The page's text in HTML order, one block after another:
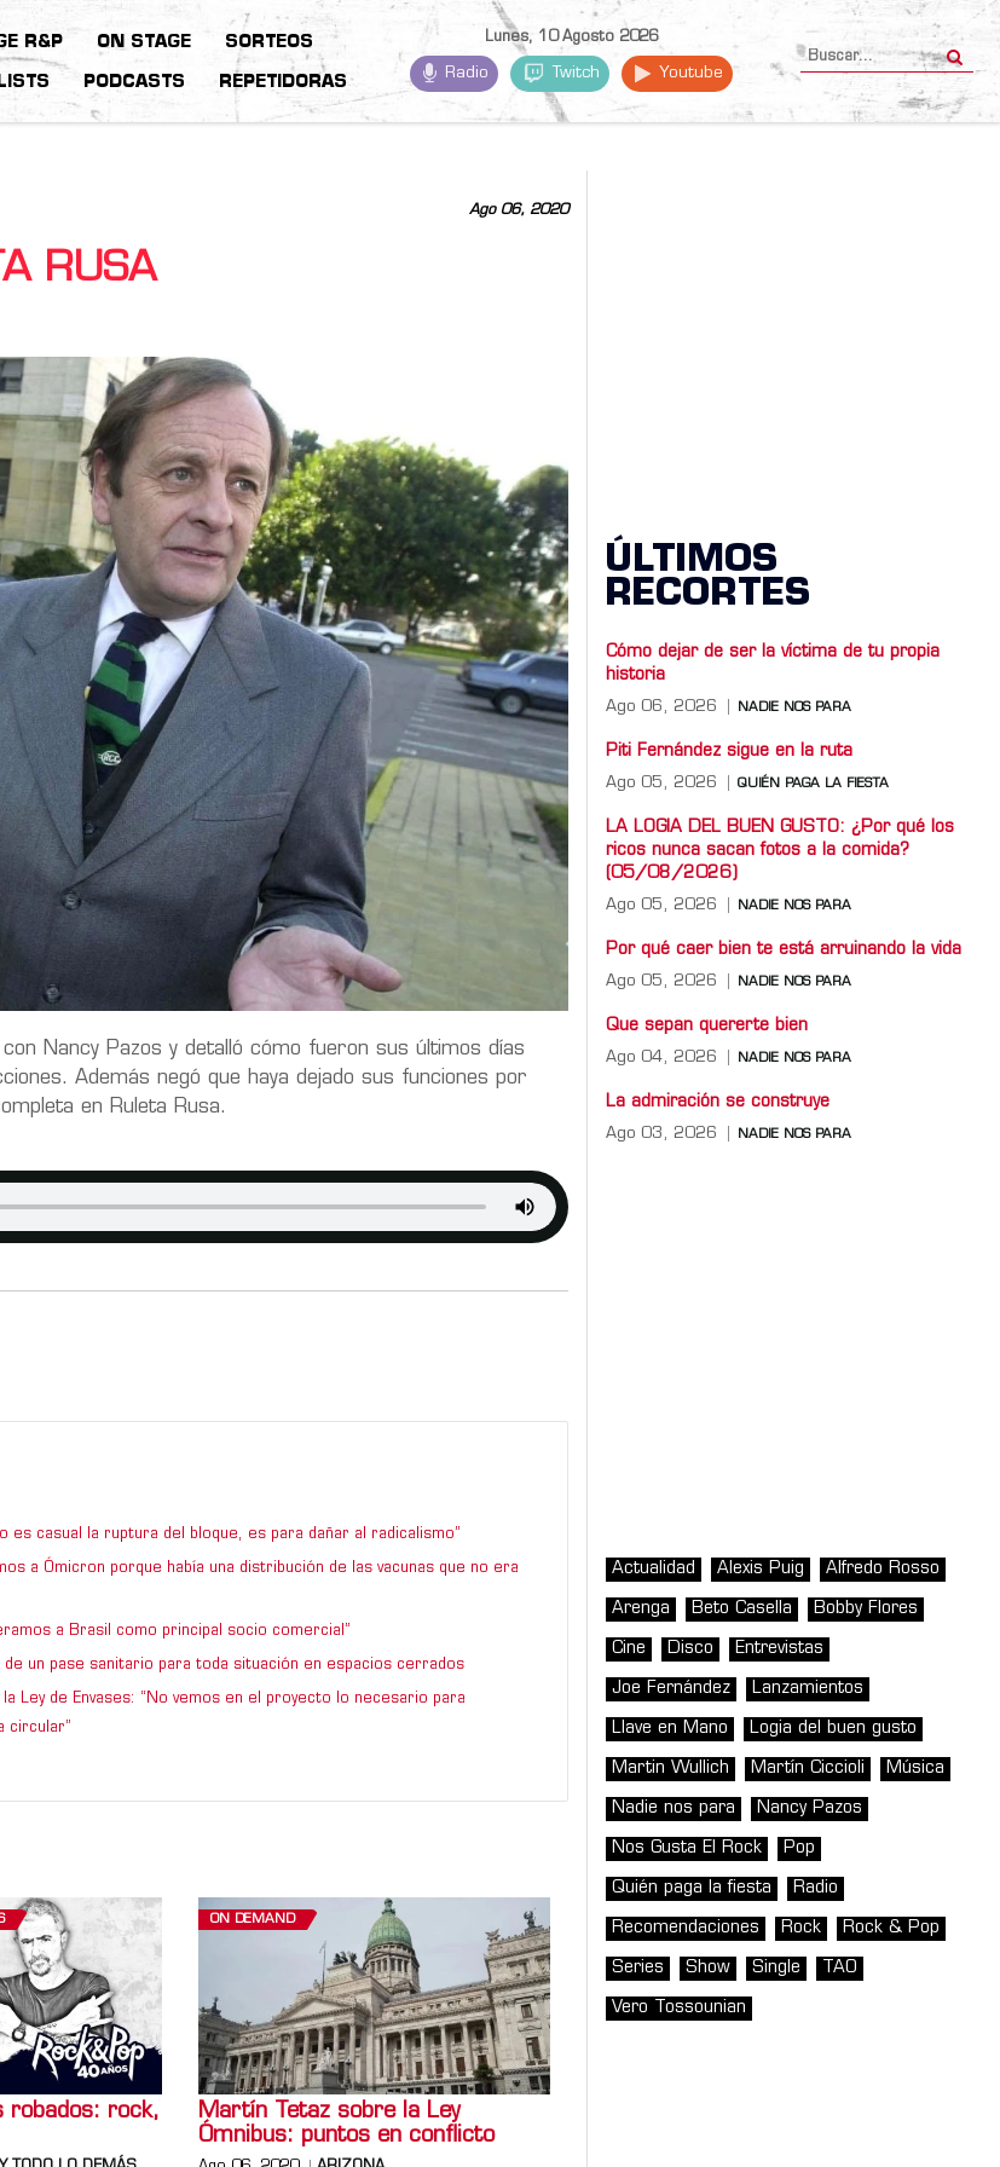
R&P ON STAGE SORTEOS
PODCASTS REPETIDORAS
Lunes, 10 Agosto 2026
Radio Twitch Youtube
Ago 06, 2020
RUSA
Nancy Pazos y detalló cómo fueron sus últimos días
Además negó que haya dejado sus funciones por
en Ruleta Rusa.
es casual la ruptura del bloque, es para dañar al radicalismo”
a Ómicron porque había una distribución de las vacunas que no era
a Brasil como principal socio comercial”
de un pase sanitario para toda situación en espacios cerrados
Ley de Envases: “No vemos en el proyecto lo necesario para
circular”
robados: rock,
ON DEMAND
Martín Tetaz sobre la Ley
Ómnibus: puntos en conflicto
ÚLTIMOS
RECORTES
Cómo dejar de ser la víctima de tu propia
historia
Ago 06, 2026 NADIE NOS PARA
Piti Fernández sigue en la ruta
Ago 05, 2026 QUIÉN PAGA LA FIESTA
LA LOGIA DEL BUEN GUSTO: ¿Por qué los
ricos nunca sacan fotos a la comida?
(05/08/2026)
Ago 05, 2026 NADIE NOS PARA
Por qué caer bien te está arruinando la vida
Ago 05, 2026 NADIE NOS PARA
Que sepan quererte bien
Ago 04, 2026 NADIE NOS PARA
La admiración se construye
Ago 03, 2026 NADIE NOS PARA
Actualidad Alexis Puig Alfredo Rosso
Arenga Beto Casella Bobby Flores
Cine Disco Entrevistas
Joe Fernández Lanzamientos
Llave en Mano Logia del buen gusto
Martin Wullich Martín Ciccioli Música
Nadie nos para Nancy Pazos
Nos Gusta El Rock Pop
Quién paga la fiesta Radio
Recomendaciones Rock Rock & Pop
Series Show Single TAO
Vero Tossounian